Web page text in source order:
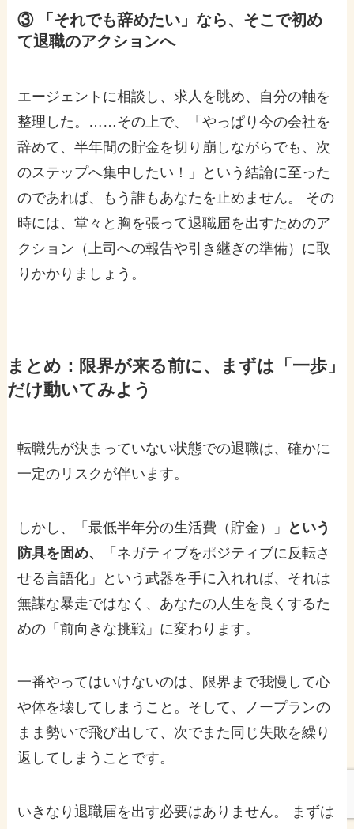
③ 「それでも辞めたい」なら、そこで初め
て退職のアクションへ
エージェントに相談し、求人を眺め、自分の軸を
整理した。……その上で、「やっぱり今の会社を
辞めて、半年間の貯金を切り崩しながらでも、次
のステップへ集中したい！」という結論に至った
のであれば、もう誰もあなたを止めません。 その
時には、堂々と胸を張って退職届を出すためのア
クション（上司への報告や引き継ぎの準備）に取
りかかりましょう。
まとめ：限界が来る前に、まずは「一歩」
だけ動いてみよう
転職先が決まっていない状態での退職は、確かに
一定のリスクが伴います。
しかし、「最低半年分の生活費（貯金）」
という
防具を固め、
「ネガティブをポジティブに反転さ
せる言語化」という武器を手に入れれば、それは
無謀な暴走ではなく、あなたの人生を良くするた
めの「前向きな挑戦」に変わります。
一番やってはいけないのは、限界まで我慢して心
や体を壊してしまうこと。そして、ノープランの
まま勢いで飛び出して、次でまた同じ失敗を繰り
返してしまうことです。
いきなり退職届を出す必要はありません。 まずは